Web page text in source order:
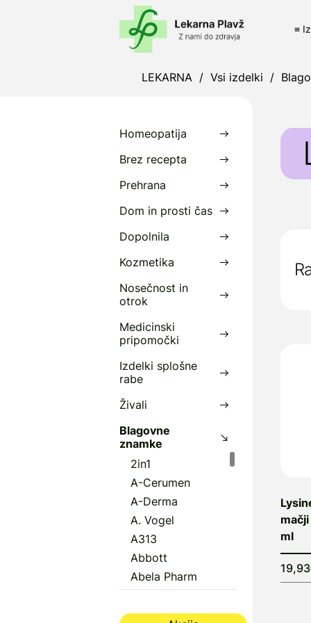
≡
LEKARNA / Vsi izdelki /
Homeopatija
Brez recepta
Prehrana
Dom in prosti čas
Dopolnila
Kozmetika
Nosečnost in
otrok
Medicinski
pripomočki
Izdelki splošne
rabe
Živali
Blagovne
znamke
2in1
A-Cerumen
A-Derma
A. Vogel
A313
Abbott
Abela Pharm
Aboca
ml